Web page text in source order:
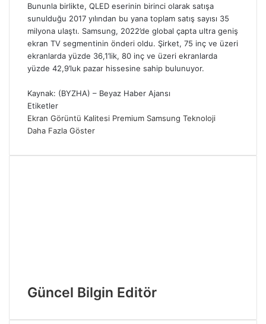
Bununla birlikte, QLED eserinin birinci olarak satışa
sunulduğu 2017 yılından bu yana toplam satış sayısı 35
milyona ulaştı. Samsung, 2022’de global çapta ultra geniş
ekran TV segmentinin önderi oldu. Şirket, 75 inç ve üzeri
ekranlarda yüzde 36,1’lik, 80 inç ve üzeri ekranlarda
yüzde 42,9’luk pazar hissesine sahip bulunuyor.
Kaynak: (BYZHA) – Beyaz Haber Ajansı
Etiketler
Ekran Görüntü Kalitesi Premium Samsung Teknoloji
Daha Fazla Göster
Güncel Bilgin Editör